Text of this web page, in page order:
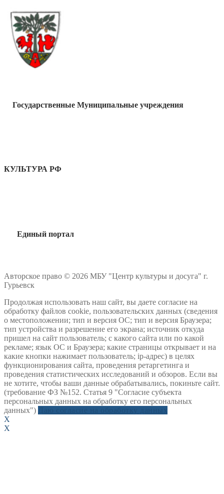
Государственные Муниципальные учреждения
КУЛЬТУРА РФ
Единый портал
Авторское право © 2026 МБУ "Центр культуры и досуга" г.
Гурьевск
Продолжая использовать наш сайт, вы даете согласие на
обработку файлов cookie, пользовательских данных (сведения
о местоположении; тип и версия ОС; тип и версия Браузера;
тип устройства и разрешение его экрана; источник откуда
пришел на сайт пользователь; с какого сайта или по какой
рекламе; язык ОС и Браузера; какие страницы открывает и на
какие кнопки нажимает пользователь; ip-адрес) в целях
функционирования сайта, проведения ретаргетинга и
проведения статистических исследований и обзоров. Если вы
не хотите, чтобы ваши данные обрабатывались, покиньте сайт.
(требование ФЗ №152. Статья 9 "Согласие субъекта
персональных данных на обработку его персональных
данных")
X
X